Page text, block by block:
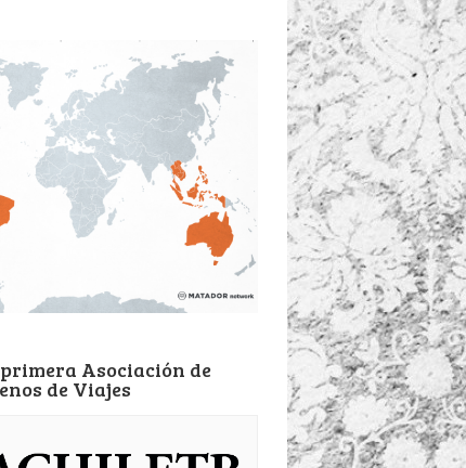
primera Asociación de
de Viajes